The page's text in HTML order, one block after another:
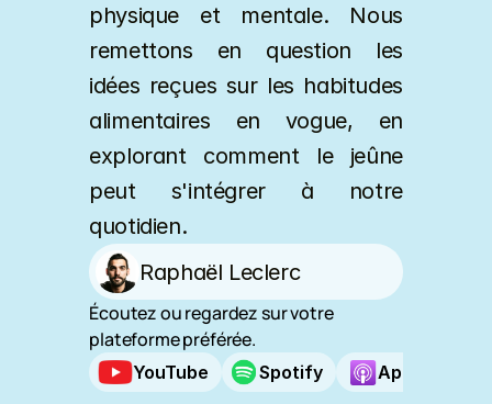
physique et mentale. Nous
remettons en question les
idées reçues sur les habitudes
alimentaires en vogue, en
explorant comment le jeûne
peut s'intégrer à notre
quotidien.
Raphaël Leclerc
Écoutez ou regardez sur votre
plateforme préférée.
YouTube Spotify Apple